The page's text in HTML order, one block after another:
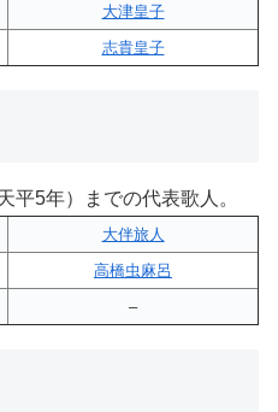
大津皇子
志貴皇子
平5年）までの代表歌人。
大伴旅人
高橋虫麻呂
–